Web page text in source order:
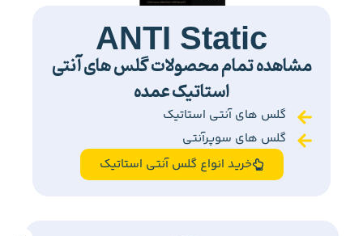
ANTI Static
مشاهده تمام محصولات گلس های آنتی
استاتیک عمده
گلس های آنتی استاتیک
گلس های سوپرآنتی
خرید انواع گلس آنتی استاتیک